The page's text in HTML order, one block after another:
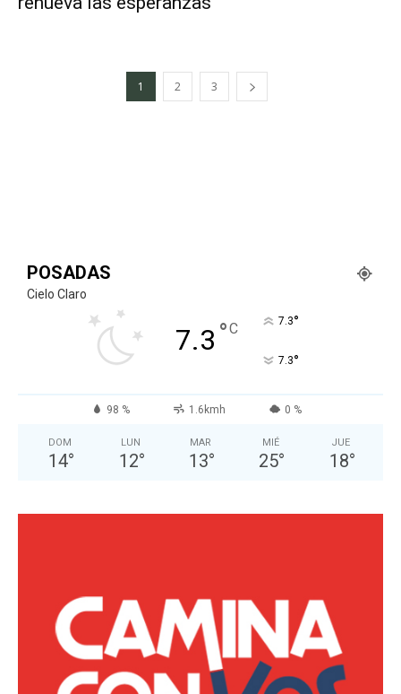
1 2 3
POSADAS
Cielo Claro
7.3 °C 7.3°
7.3°
98 % 1.6kmh 0 %
DOM
14°
LUN
12°
MAR
13°
MIÉ
25°
JUE
18°